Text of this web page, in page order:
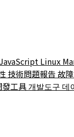
JavaScript Linux
技術問題報告 故
發工具개발도구 데